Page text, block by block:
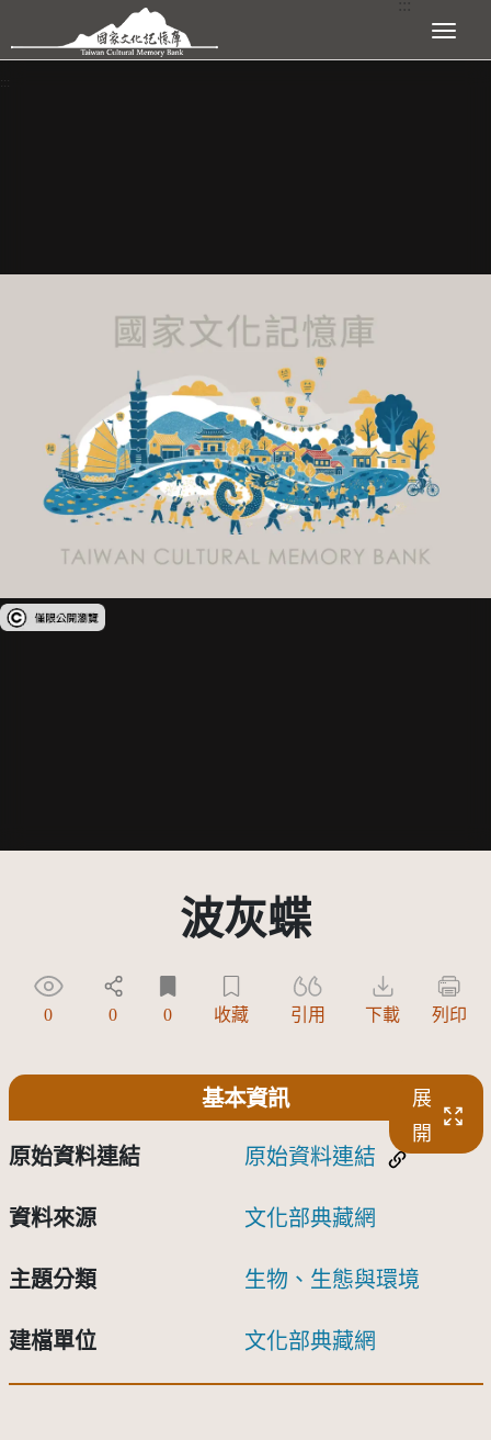
跳到主要內容區塊 展開選單
:::
受著作權法保護-僅限於本平台有限度公開瀏覽
波灰蝶
0 0 0 收藏 引用 下載 列印
基本資訊
展
開
原始資料連結 原始資料連結
資料來源 文化部典藏網
主題分類 生物、生態與環境
建檔單位 文化部典藏網